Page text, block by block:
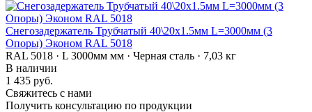
Снегозадержатель Трубчатый 40\20х1.5мм L=3000мм (3
Опоры) Эконом RAL 5018
RAL 5018 · L 3000мм мм · Черная сталь · 7,03 кг
В наличии
1 435 руб.
Свяжитесь с нами
Получить консультацию по продукции